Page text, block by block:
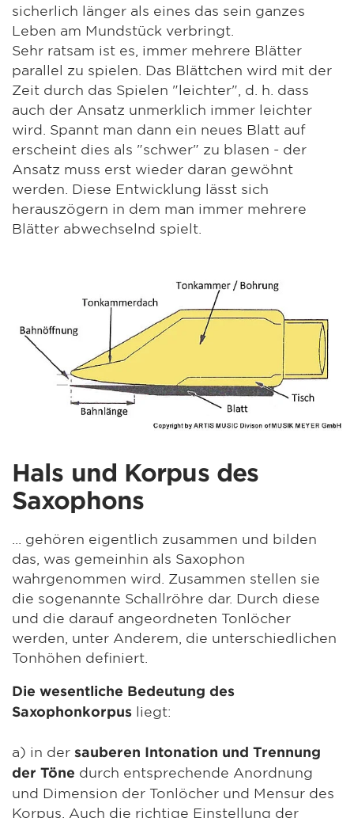
sicherlich länger als eines das sein ganzes
Leben am Mundstück verbringt.
Sehr ratsam ist es, immer mehrere Blätter
parallel zu spielen. Das Blättchen wird mit der
Zeit durch das Spielen "leichter", d. h. dass
auch der Ansatz unmerklich immer leichter
wird. Spannt man dann ein neues Blatt auf
erscheint dies als "schwer" zu blasen - der
Ansatz muss erst wieder daran gewöhnt
werden. Diese Entwicklung lässt sich
herauszögern in dem man immer mehrere
Blätter abwechselnd spielt.
Hals und Korpus des
Saxophons
... gehören eigentlich zusammen und bilden
das, was gemeinhin als Saxophon
wahrgenommen wird. Zusammen stellen sie
die sogenannte Schallröhre dar. Durch diese
und die darauf angeordneten Tonlöcher
werden, unter Anderem, die unterschiedlichen
Tonhöhen definiert.
Die wesentliche Bedeutung des
Saxophonkorpus liegt:
a) in der sauberen Intonation und Trennung
der Töne durch entsprechende Anordnung
und Dimension der Tonlöcher und Mensur des
Korpus. Auch die richtige Einstellung der